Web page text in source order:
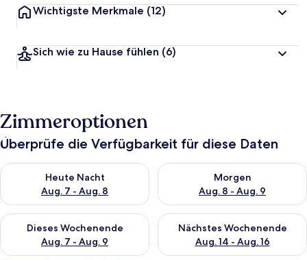
Wichtigste Merkmale (12)
Sich wie zu Hause fühlen (6)
Zimmeroptionen
Überprüfe die Verfügbarkeit für diese Daten
Heute Nacht
Aug. 7 - Aug. 8
Überprüfe die Verfügbarkeit für heute Nacht, Aug. 7 - Aug. 8.
Morgen
Aug. 8 - Aug. 9
Überprüfe die Verfügbarkeit
Dieses Wochenende
Aug. 7 - Aug. 9
Überprüfe die Verfügbarkeit für dieses Wochenende, Aug. 7
Nächstes Wochenende
Aug. 14 - Aug. 16
Überprüfe die Verfügbarkeit